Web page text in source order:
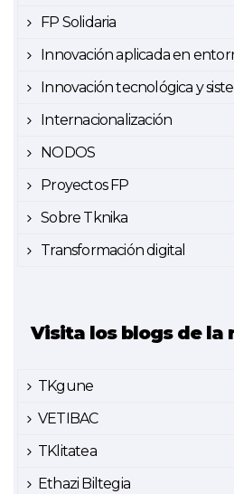
FP Solidaria
Innovación aplicada en
Innovación tecnológica y
Internacionalización
NODOS
Proyectos FP
Sobre Tknika
Transformación digital
Visita los blogs de la
TKgune
VETIBAC
TKlitatea
Ethazi Biltegia